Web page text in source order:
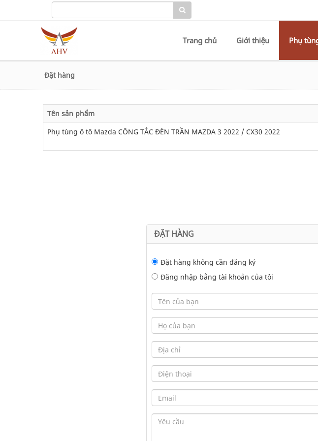
Trang chủ Giới thiệu Phụ
Đặt hàng
Tên sản phẩm
Phụ tùng ô tô Mazda CÔNG TẮC ĐÈN TRẦN MAZDA 3 2022 / CX30 2022
ĐẶT HÀNG
Đặt hàng không cần đăng ký
Đăng nhập bằng tài khoản của tôi